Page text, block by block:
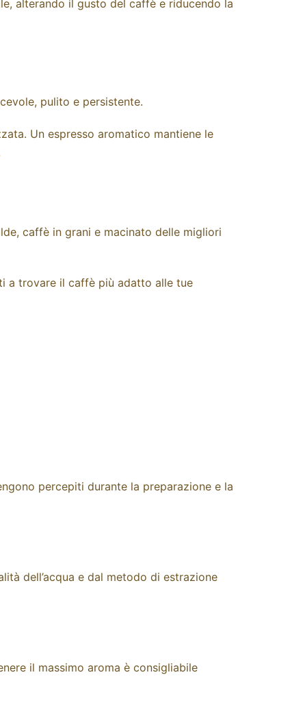
alterando il gusto del caffè e riducendo la
pulito e persistente.
Un espresso aromatico mantiene le
, caffè in grani e macinato delle migliori
a trovare il caffè più adatto alle tue
percepiti durante la preparazione e la
dell’acqua e dal metodo di estrazione
il massimo aroma è consigliabile